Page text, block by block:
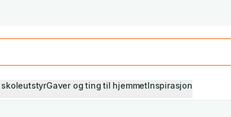
skoleutstyrGaver og ting til hjemmetInspirasjon